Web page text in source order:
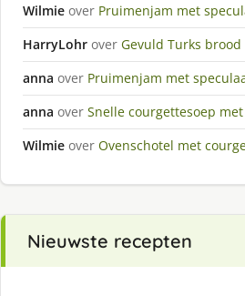
Wilmie over Pruimenjam met
HarryLohr over Gevuld Turks brood
anna over Pruimenjam met
anna over Snelle courgettesoep
Wilmie over Ovenschotel met
Nieuwste recepten